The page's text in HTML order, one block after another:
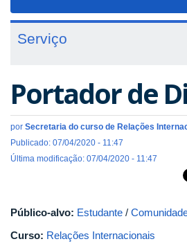
Serviço
Portador de
por Secretaria do curso de Relações
Publicado: 07/04/2020 - 11:47
Última modificação: 07/04/2020 - 11:47
Público-alvo: Estudante /
Curso: Relações Internacionais